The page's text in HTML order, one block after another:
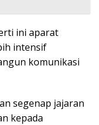
ini aparat
intensif
komunikasi
segenap jajaran
kepada